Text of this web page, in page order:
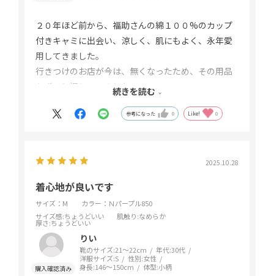
２０年ほど前から、福助さんの綿１００%のカップ
付きキャミに出会い、涼しく、肌にもよく、永年愛
用してきました。
行きつけのお店が今は、無くなったため、その用品
をずっと探していました。
購入したのですが、カップがついていなかったた
なかで数時間しか着ることができません。
ていないのでしょうか。
感想になっていなくてごめんなさい。
続きを読む
参考になった 0 Like! 0
2025.10.28
着心地が良いです
サイズ：M
カラー：Ｎパープル850
サイズ感:ちょうどいい 肌触り:なめらか
厚さ:ちょうどいい
りい
靴のサイズ:21～22cm 年代:30代
洋服サイズ:S 性別:女性
身長:146～150cm 体型:小柄